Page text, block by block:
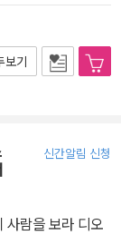
보기
신간알림 신청
사람을 보라 디오